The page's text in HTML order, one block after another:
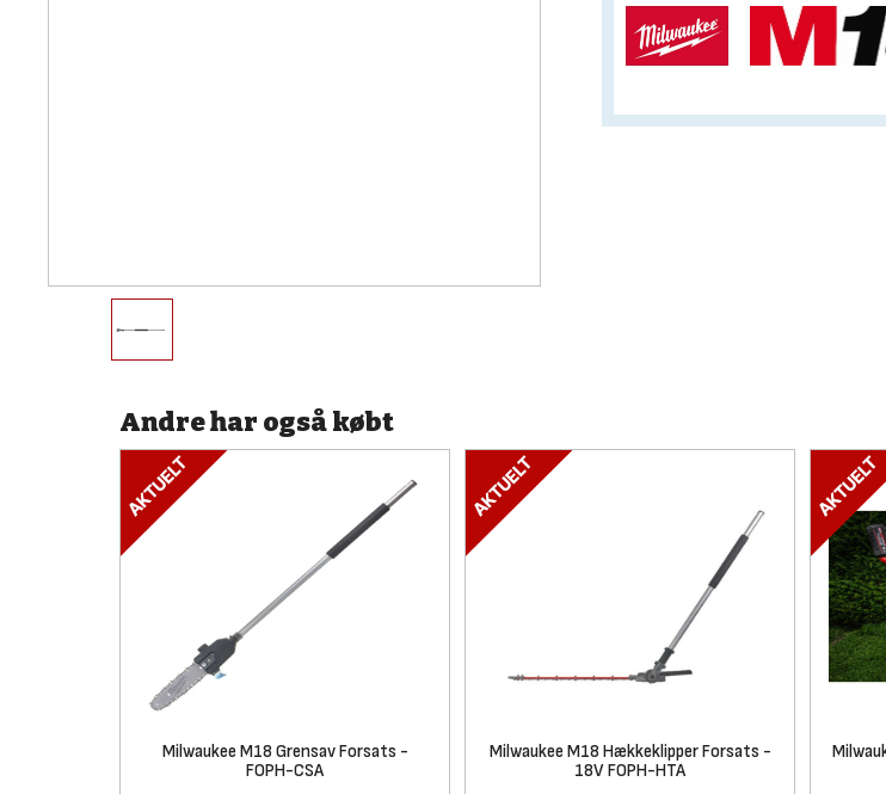
Andre har også købt
Milwaukee M18 Grensav Forsats -
FOPH-CSA
Milwaukee M18 Hækkeklipper Forsats -
18V FOPH-HTA